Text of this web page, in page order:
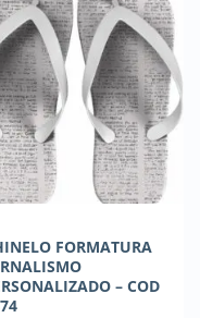
FORMATURA
– COD